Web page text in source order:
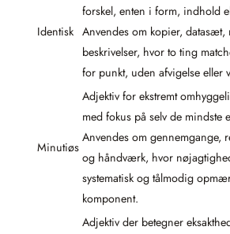
Identisk
forskel, enten i form, indhold
Anvendes om kopier, datasæt,
beskrivelser, hvor to ting
for punkt, uden afvigelse eller
Minutiøs
Adjektiv for ekstremt
med fokus på selv de mindste
Anvendes om gennemgange,
og håndværk, hvor
systematisk og tålmodig
komponent.
Adjektiv der betegner